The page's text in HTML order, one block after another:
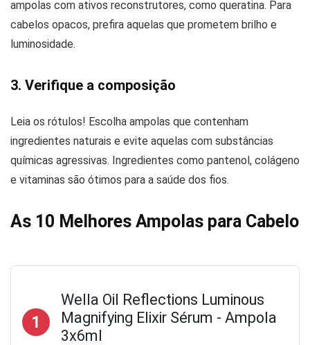
ampolas com ativos reconstrutores, como queratina. Para
cabelos opacos, prefira aquelas que prometem brilho e
luminosidade.
3. Verifique a composição
Leia os rótulos! Escolha ampolas que contenham
ingredientes naturais e evite aquelas com substâncias
químicas agressivas. Ingredientes como pantenol, colágeno
e vitaminas são ótimos para a saúde dos fios.
As 10 Melhores Ampolas para Cabelo
1
Wella Oil Reflections Luminous
Magnifying Elixir Sérum - Ampola
3x6ml